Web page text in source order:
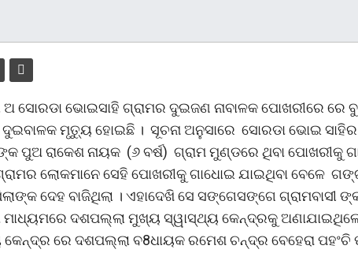
ସୋରଡା ଭୋଇସାହି ଗ୍ରାମର ଦୁଇଜଣ ନାବାଳକ ପୋଖରୀରେ ରେ
ଦୁଇବାଳକ ମୃତ୍ୟୁ ହୋଇଛି । ସୂଚନା ଅନୁସାରେ ସୋରଡା ଭୋଇ
ପୁଅ ରାକେଶ ନାୟକ (୬ ବର୍ଷ) ଗ୍ରାମ ମୁଣ୍ଡରେ ଥିବା ପୋଖରୀକୁ
ଲୋକମାନେ ସେହି ପୋଖରୀକୁ ଗାଧୋଇ ଯାଇଥିବା ବେଳେ
ଦେହ ବାଜିଥିଲା । ଏହାଦେଖି ସେ ସଙ୍ଗେସଙ୍ଗେ ଗ୍ରାମବାସୀ
ଦଶପଲ୍ଲା ମୁଖ୍ୟ ସ୍ୱାସ୍ଥ୍ୟ କେନ୍ଦ୍ରକୁ
ରେ ଦଶପଲ୍ଲା ବ8ଧାୟକ ରମେଶ ଚନ୍ଦ୍ର ବେହେରା